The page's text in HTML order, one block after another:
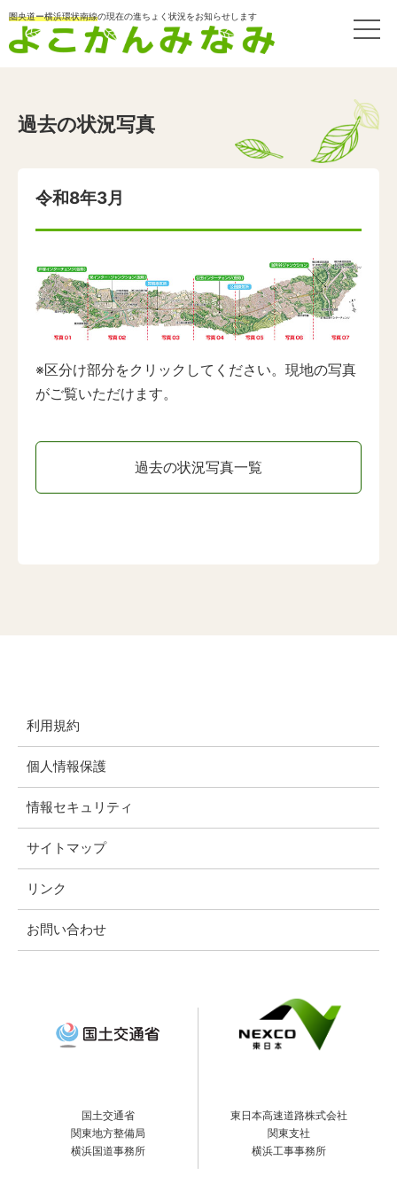
圏央道ー横浜環状南線の現在の進ちょく状況をお知らせします
過去の状況写真
令和8年3月
※区分け部分をクリックしてください。現地の写真
がご覧いただけます。
過去の状況写真一覧
利用規約
個人情報保護
情報セキュリティ
サイトマップ
リンク
お問い合わせ
国土交通省
関東地方整備局
横浜国道事務所
東日本高速道路株式会社
関東支社
横浜工事事務所